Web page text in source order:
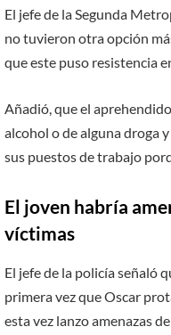
El jefe de la Segunda
no tuvieron otra opción
que este puso resistencia
Añadió, que el
alcohol o de alguna droga
sus puestos de trabajo
El joven habría
víctimas
El jefe de la policía señaló
primera vez que Oscar
esta vez lanzo amenazas